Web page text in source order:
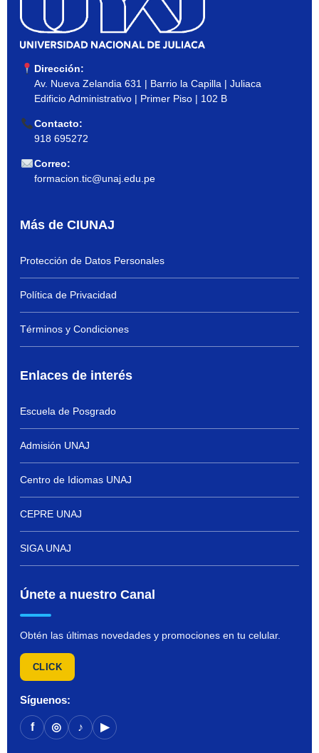
Dirección:
Av. Nueva Zelandia 631 | Barrio la Capilla | Juliaca
Edificio Administrativo | Primer Piso | 102 B
Contacto:
918 695272
Correo:
formacion.tic@unaj.edu.pe
Más de CIUNAJ
Protección de Datos Personales
Política de Privacidad
Términos y Condiciones
Enlaces de interés
Escuela de Posgrado
Admisión UNAJ
Centro de Idiomas UNAJ
CEPRE UNAJ
SIGA UNAJ
Únete a nuestro Canal
Obtén las últimas novedades y promociones en tu celular.
CLICK
Síguenos:
f ◎ ♪ ▶